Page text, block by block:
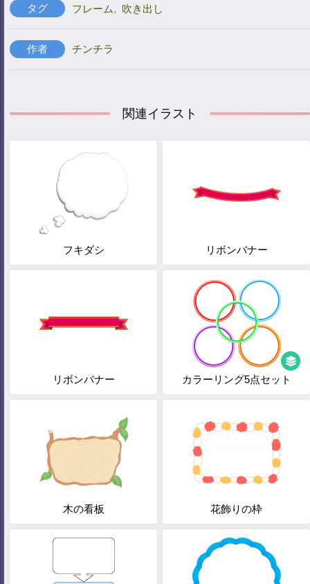
タグ フレーム, 吹き出し
作者 チンチラ
関連イラスト
フキダシ リボンバナー
リボンバナー カラーリング5点セット
木の看板 花飾りの枠